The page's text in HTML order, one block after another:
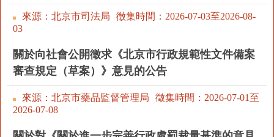
走進北京
北京概況 十六區概覽 人文北京
綠色北京 圖説北京 視頻北京
來源：北京市司法局 徵集時間： 2026-07-03至2026-08-
03
關於向社會公開徵求《北京市行政規範性文件備案
審查規定（草案）》意見的公告
來源：北京市藥品監督管理局 徵集時間： 2026-07-01至
2026-07-08